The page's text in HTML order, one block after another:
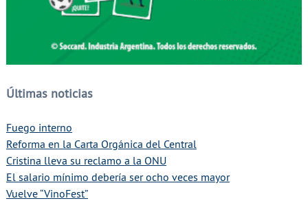
Últimas noticias
Fuego interno
Reforma en la Carta Orgánica del Central
Cristina lleva su reclamo a la ONU
El salario mínimo debería ser ocho veces mayor
Vuelve “VinoFest”